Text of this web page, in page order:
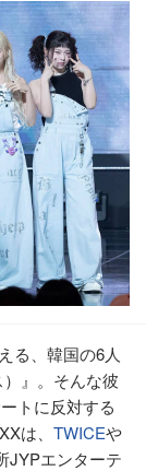
る、韓国の6人
』。そんな彼
トに反対する
は、 TWICEや
JYPエンターテ